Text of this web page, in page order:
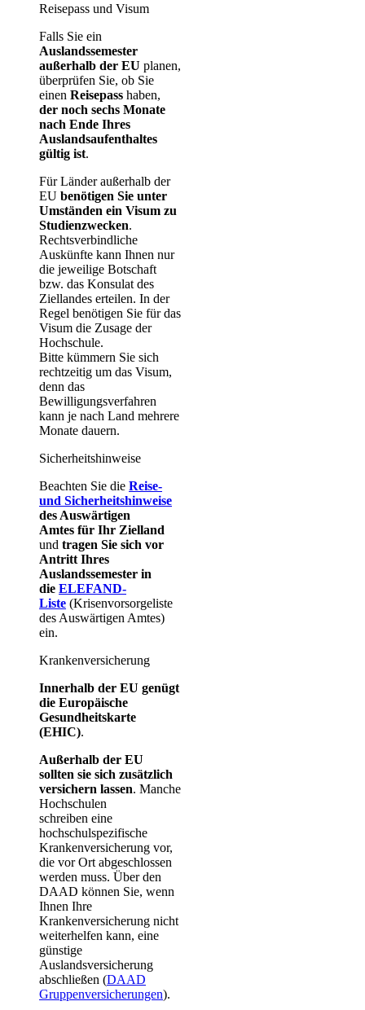
Reisepass und Visum
Falls Sie ein
Auslandssemester
außerhalb der EU planen,
überprüfen Sie, ob Sie
einen Reisepass haben,
der noch sechs Monate
nach Ende Ihres
Auslandsaufenthaltes
gültig ist.
Für Länder außerhalb der
EU benötigen Sie unter
Umständen ein Visum zu
Studienzwecken.
Rechtsverbindliche
Auskünfte kann Ihnen nur
die jeweilige Botschaft
bzw. das Konsulat des
Ziellandes erteilen. In der
Regel benötigen Sie für das
Visum die Zusage der
Hochschule.
Bitte kümmern Sie sich
rechtzeitig um das Visum,
denn das
Bewilligungsverfahren
kann je nach Land mehrere
Monate dauern.
Sicherheitshinweise
Beachten Sie die Reise-
und Sicherheitshinweise
des Auswärtigen
Amtes für Ihr Zielland
und tragen Sie sich vor
Antritt Ihres
Auslandssemester in
die ELEFAND-
Liste (Krisenvorsorgeliste
des Auswärtigen Amtes)
ein.
Krankenversicherung
Innerhalb der EU genügt
die Europäische
Gesundheitskarte
(EHIC).
Außerhalb der EU
sollten sie sich zusätzlich
versichern lassen. Manche
Hochschulen
schreiben eine
hochschulspezifische
Krankenversicherung vor,
die vor Ort abgeschlossen
werden muss. Über den
DAAD können Sie, wenn
Ihnen Ihre
Krankenversicherung nicht
weiterhelfen kann, eine
günstige
Auslandsversicherung
abschließen (DAAD
Gruppenv​ersicherungen​).